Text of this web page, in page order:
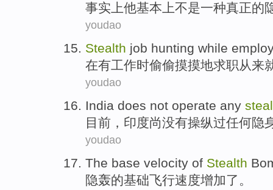
事实上他基本上不是一种真正的
youdao
Stealth job hunting while
在有工作时偷偷摸摸地求职从来
youdao
India does not operate any
目前 ， 印度尚没有操纵过任何隐
youdao
The base velocity of Stealth
隐轰的基础飞行速度增加了 。